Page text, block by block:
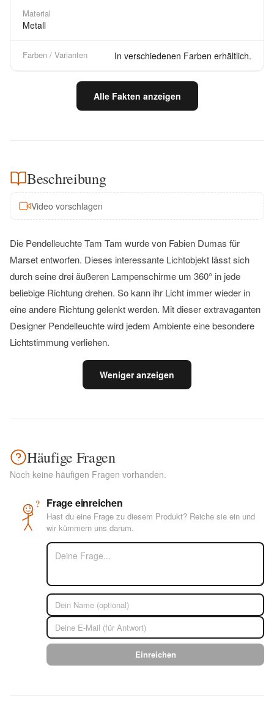
Material
Metall
Farben / Varianten In verschiedenen Farben erhältlich.
Alle Fakten anzeigen
Beschreibung
Video vorschlagen
Die Pendelleuchte Tam Tam wurde von Fabien Dumas für
Marset entworfen. Dieses interessante Lichtobjekt lässt sich
durch seine drei äußeren Lampenschirme um 360° in jede
beliebige Richtung drehen. So kann ihr Licht immer wieder in
eine andere Richtung gelenkt werden. Mit dieser extravaganten
Designer Pendelleuchte wird jedem Ambiente eine besondere
Lichtstimmung verliehen.
Weniger anzeigen
Häufige Fragen
Noch keine häufigen Fragen vorhanden.
? Frage einreichen
Hast du eine Frage zu diesem Produkt? Reiche sie ein und
wir kümmern uns darum.
Einreichen